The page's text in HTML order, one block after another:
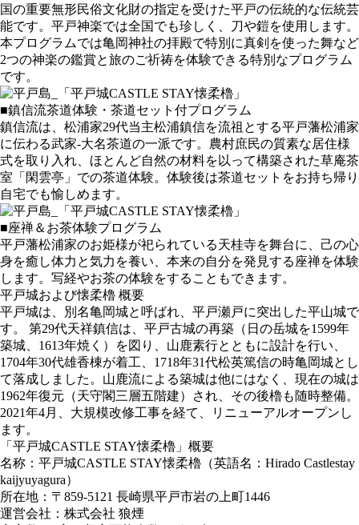
国の重要無形民俗文化財の指定を受けた平戸の伝統的な伝統芸
能です。平戸神楽では全国でも珍しく、刀や鎧を使用します。
本プログラムでは亀岡神社の拝殿で特別に真剣を使った舞など
2つの神楽の鑑賞と旅のご祈祷を体験できる特別なプログラム
です。
■鎮信流茶道体験・茶道セット付プログラム
鎮信流は、松浦家29代当主松浦鎮信を流祖とする平戸藩松浦家
に伝わる武家-大名茶道の一派です。農村庶民の質素な居住様
式を取り入れ、ほとんど自然の材料を以って構築された草庵茶
室「閑雲亭」での茶道体験。体験後は茶道セットをお持ち帰り
自宅でも愉しめます。
■座禅＆お茶体験プログラム
平戸藩松浦家のお姫様が祀られている天桂寺を舞台に、己の心
身を癒し体力と気力を養い、本来の自分を発見する座禅を体験
します。写経やお茶の体験をすることもできます。
平戸城および懐柔櫓 概要
平戸城は、別名亀岡城と呼ばれ、平戸瀬戸に突出した平山城で
す。 第29代天祥鎮信は、平戸古城の再築（日の岳城を1599年
築城、1613年焼く）を図り、山鹿素行とともに設計を行い、
1704年30代雄香棟が着工、1718年31代松英篤信の時亀岡城とし
て落成しました。山鹿流による築城は他にはなく、現在の城は
1962年復元（天守閣三層五階建）され、その後櫓も随時整備。
2021年4月、大規模改修工事を経て、リニューアルオープンし
ます。
「平戸城CASTLE STAY懐柔櫓」概要
名称 ：平戸城CASTLE STAY懐柔櫓（英語名：Hirado Castlestay
kaijyuyagura）
所在地 ：〒859-5121 長崎県平戸市岩の上町1446
運営会社 ：株式会社 狼煙